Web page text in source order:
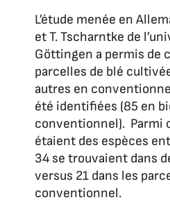
L’étude menée en
et T. Tscharntke de
Göttingen a permis de
parcelles de blé
autres en
été identifiées (85 en
conventionnel). Parmi
étaient des espèces
34 se trouvaient dans
versus 21 dans les
conventionnel.